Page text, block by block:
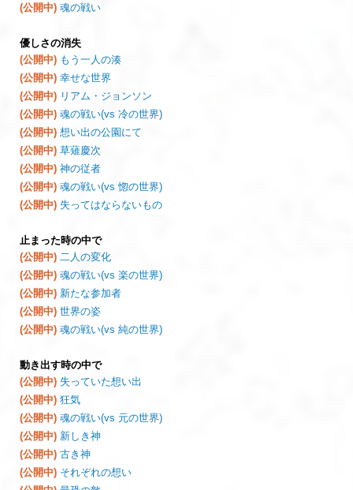
(公開中) 魂の戦い
優しさの消失
(公開中) もう一人の湊
(公開中) 幸せな世界
(公開中) リアム・ジョンソン
(公開中) 魂の戦い(vs 冷の世界)
(公開中) 想い出の公園にて
(公開中) 草薙慶次
(公開中) 神の従者
(公開中) 魂の戦い(vs 惚の世界)
(公開中) 失ってはならないもの
止まった時の中で
(公開中) 二人の変化
(公開中) 魂の戦い(vs 楽の世界)
(公開中) 新たな参加者
(公開中) 世界の姿
(公開中) 魂の戦い(vs 純の世界)
動き出す時の中で
(公開中) 失っていた想い出
(公開中) 狂気
(公開中) 魂の戦い(vs 元の世界)
(公開中) 新しき神
(公開中) 古き神
(公開中) それぞれの想い